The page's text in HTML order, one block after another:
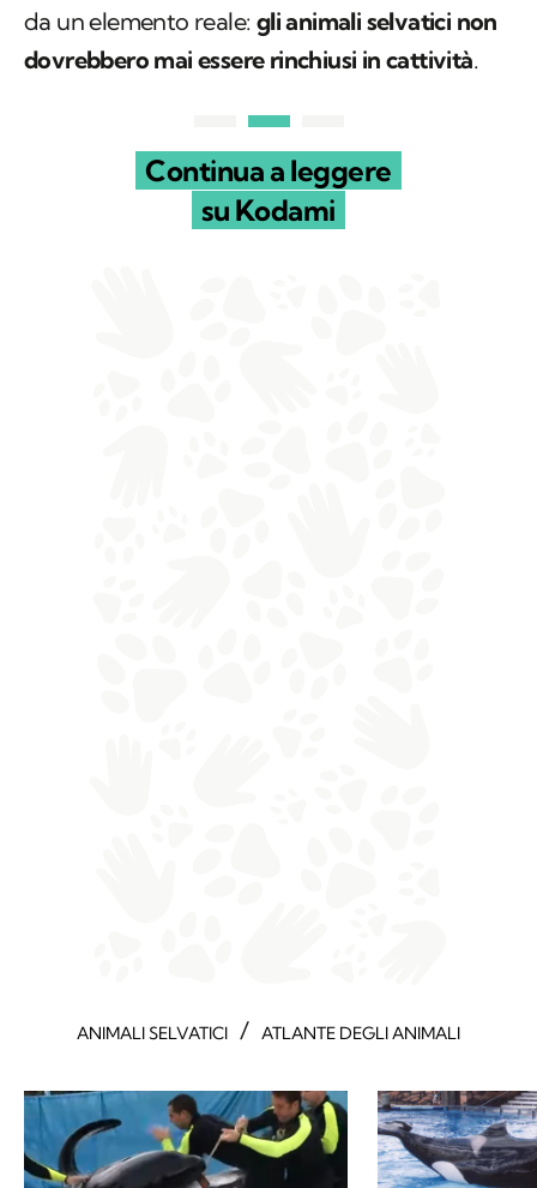
da un elemento reale: gli animali selvatici non
dovrebbero mai essere rinchiusi in cattività.
Continua a leggere
su Kodami
ANIMALI SELVATICI / ATLANTE DEGLI ANIMALI